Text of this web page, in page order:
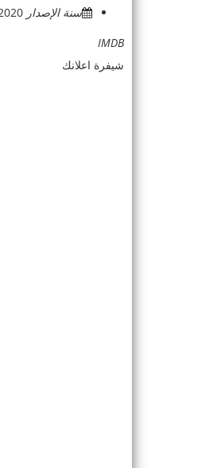
سنة الإصدار
IMDB
شيفرة اعلانك